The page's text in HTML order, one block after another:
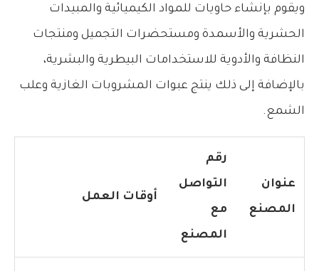
ويقوم بإنشاء حاويات للمواد الكيميائية والمبيدات
الحشرية والأسمدة ومستحضرات التجميل ومنتجات
النظافة والأدوية للاستخدامات البيطرية والبشرية،
بالإضافة إلى ذلك ينتج عبوات المشروبات الغازية وعلب
الشمع.
عنوان
المصنع
رقم
التواصل
مع
المصنع
أوقات العمل